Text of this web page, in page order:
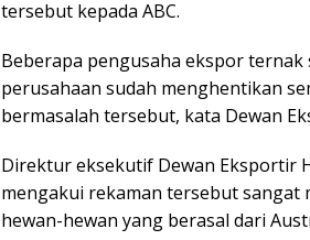
tersebut kepada ABC.
Beberapa pengusaha ekspor
perusahaan sudah menghentikan
bermasalah tersebut, kata Dewan
Direktur eksekutif Dewan Eksportir
mengakui rekaman tersebut sangat
hewan-hewan yang berasal dari